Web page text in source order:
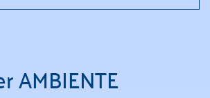
AMBIENTE